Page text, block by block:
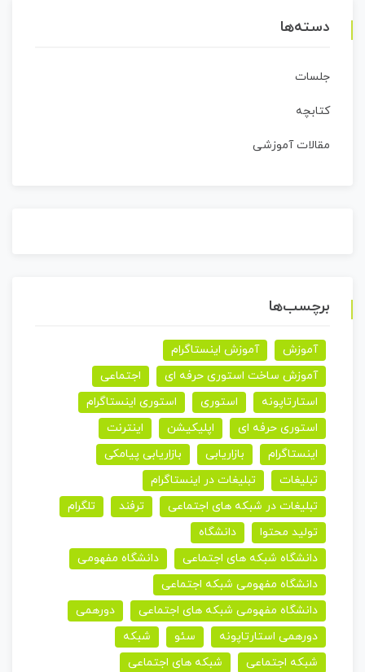
دسته‌ها
جلسات
کتابچه
مقالات آموزشی
برچسب‌ها
آموزش
آموزش اینستاگرام
آموزش ساخت استوری حرفه ای
اجتماعی
استارتاپونه
استوری
استوری اینستاگرام
استوری حرفه ای
اپلیکیشن
اینترنت
اینستاگرام
بازاریابی
بازاریابی پیامکی
تبلیغات
تبلیغات در اینستاگرام
تبلیغات در شبکه های اجتماعی
ترفند
تلگرام
تولید محتوا
دانشگاه
دانشگاه شبکه های اجتماعی
دانشگاه مفهومی
دانشگاه مفهومی شبکه اجتماعی
دانشگاه مفهومی شبکه های اجتماعی
دورهمی
دورهمی استارتاپونه
سئو
شبکه
شبکه اجتماعی
شبکه های اجتماعی